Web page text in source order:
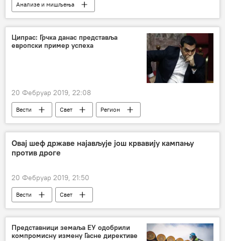
Анализе и мишљења
Коментари и Аналитика
Ципрас: Грчка данас представља
европски пример успеха
20 Фебруар 2019, 22:08
Вести Свет Регион
Овај шеф државе најављује још крвавију кампању
против дроге
20 Фебруар 2019, 21:50
Вести Свет
Представници земаља ЕУ одобрили
компромисну измену Гасне директиве